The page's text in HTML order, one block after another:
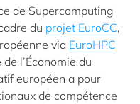
de Supercomputing
du projet EuroCC,
via EuroHPC
l’Économie du
européen a pour
de compétence